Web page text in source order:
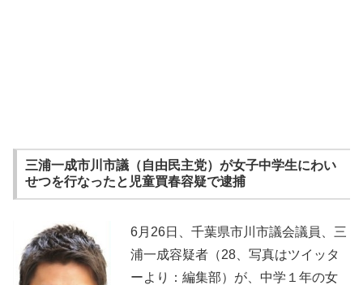
三浦一成市川市議（自由民主党）が女子中学生にわい
せつを行なったと児童買春容疑で逮捕
6月26日、千葉県市川市議会議員、三
浦一成容疑者（28、写真はツイッタ
ーより：編集部）が、中学１年の女